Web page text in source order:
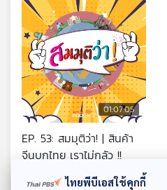
01:07:05
EP. 53: สมมุติว่า! | สินค้า
จีนบุกไทย เราไม่กลัว !!
ไทยพีบีเอสใช้คุกกี้